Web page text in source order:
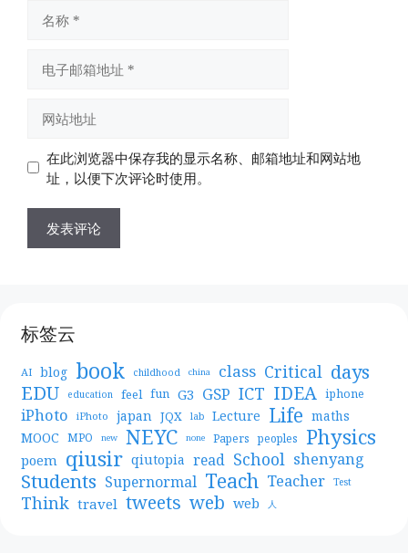
址
址
在此浏览器中保存我的显示名称、邮箱地址和网站地
址，以便下次评论时使用。
标签云
AI blog book childhood china class Critical days
EDU education feel fun G3 GSP ICT IDEA iphone
iPhoto iPhoto japan JQX lab Lecture Life maths
MOOC MPO new NEYC none Papers peoples Physics
poem qiusir qiutopia read School shenyang
Students Supernormal Teach Teacher Test
Think travel tweets web web 人